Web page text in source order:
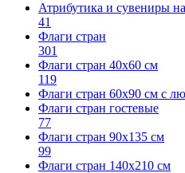
Атрибутика и сувениры
41
Флаги стран
301
Флаги стран 40х60 см
119
Флаги стран 60x90 см с
Флаги стран гостевые
77
Флаги стран 90х135 см
99
Флаги стран 140х210 см